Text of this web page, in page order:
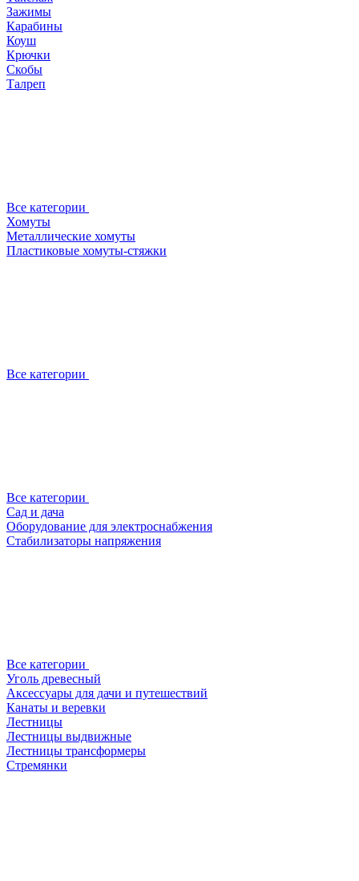
Зажимы
Карабины
Коуш
Крючки
Скобы
Талреп
Все категории
Хомуты
Металлические хомуты
Пластиковые хомуты-стяжки
Все категории
Все категории
Сад и дача
Оборудование для электроснабжения
Стабилизаторы напряжения
Все категории
Уголь древесный
Аксессуары для дачи и путешествий
Канаты и веревки
Лестницы
Лестницы выдвижные
Лестницы трансформеры
Стремянки